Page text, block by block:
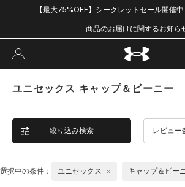
【最大75%OFF】シークレットセール開催
商品のお届けに関するお知ら
ユニセックス キャップ＆ビーニー
絞り込み検索 レビュー
選択中の条件： ユニセックス キャップ＆ビー